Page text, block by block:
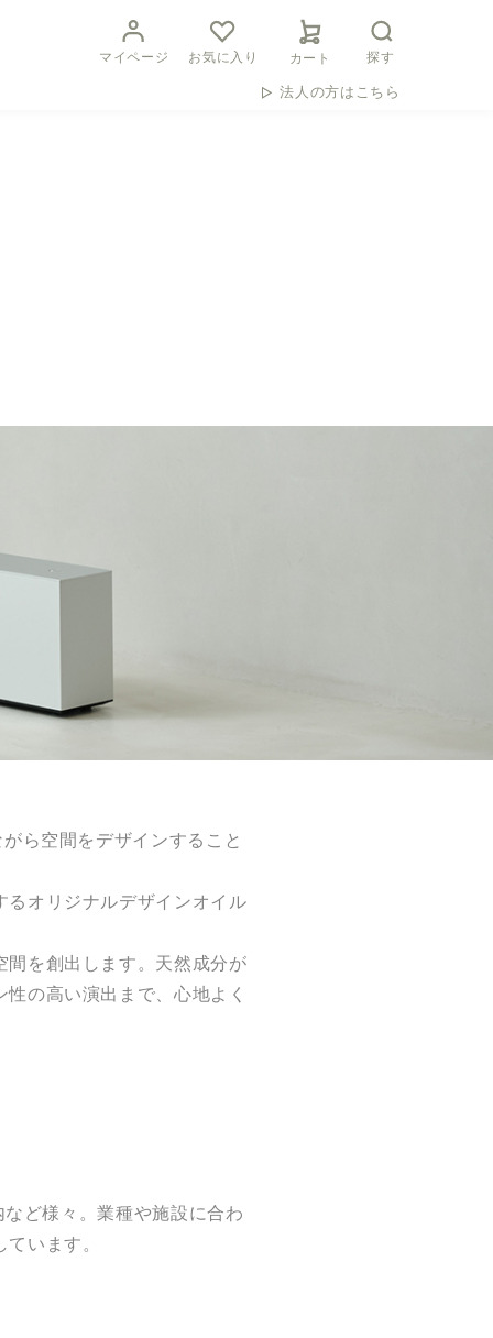
マイページ お気に入り カート 探す
法人の方はこちら
ら空間をデザインすること
るオリジナルデザインオイル
間を創出します。天然成分が
の高い演出まで、心地よく
ど様々。業種や施設に合わ
います。